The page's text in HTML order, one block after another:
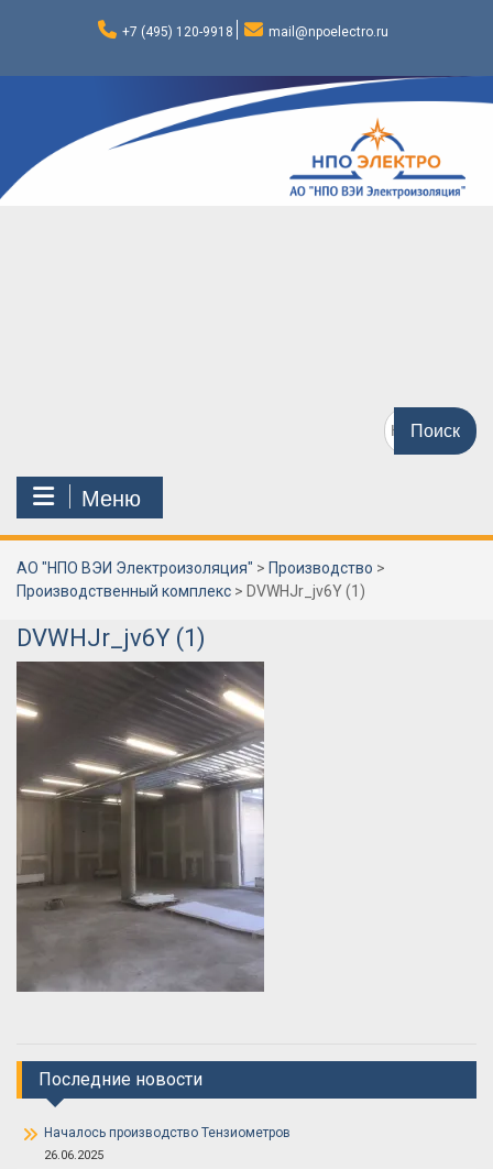
+7 (495) 120-9918 mail@npoelectro.ru
Поиск
по:
Меню
АО "НПО ВЭИ Электроизоляция" > Производство >
Производственный комплекс > DVWHJr_jv6Y (1)
DVWHJr_jv6Y (1)
Последние новости
Началось производство Тензиометров
26.06.2025